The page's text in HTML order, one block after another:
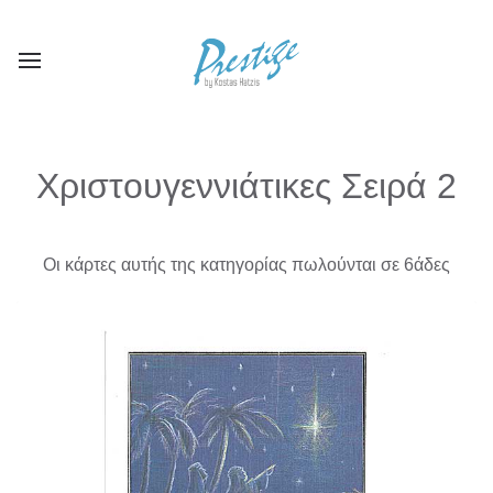
Χριστουγεννιάτικες Σειρά 2
Οι κάρτες αυτής της κατηγορίας πωλούνται σε 6άδες